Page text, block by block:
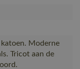
Moderne
Tricot aan de